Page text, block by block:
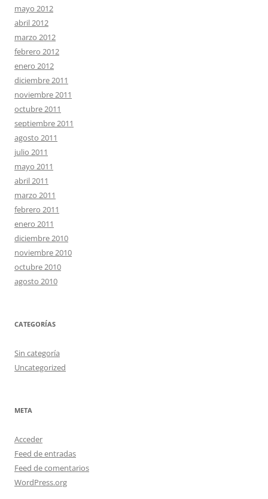
mayo 2012
abril 2012
marzo 2012
febrero 2012
enero 2012
diciembre 2011
noviembre 2011
octubre 2011
septiembre 2011
agosto 2011
julio 2011
mayo 2011
abril 2011
marzo 2011
febrero 2011
enero 2011
diciembre 2010
noviembre 2010
octubre 2010
agosto 2010
CATEGORÍAS
Sin categoría
Uncategorized
META
Acceder
Feed de entradas
Feed de comentarios
WordPress.org